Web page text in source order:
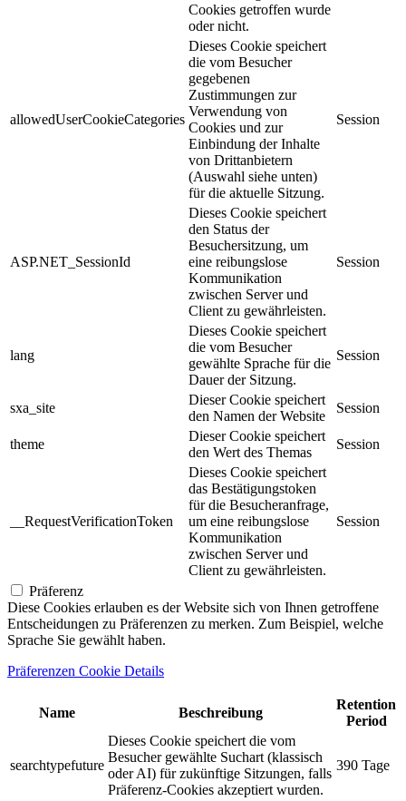
Cookies getroffen wurde
oder nicht.
allowedUserCookieCategories
Dieses Cookie speichert
die vom Besucher
gegebenen
Zustimmungen zur
Verwendung von
Cookies und zur
Einbindung der Inhalte
von Drittanbietern
(Auswahl siehe unten)
für die aktuelle Sitzung.
Session
ASP.NET_SessionId
Dieses Cookie speichert
den Status der
Besuchersitzung, um
eine reibungslose
Kommunikation
zwischen Server und
Client zu gewährleisten.
Session
lang
Dieses Cookie speichert
die vom Besucher
gewählte Sprache für die
Dauer der Sitzung.
Session
sxa_site
Dieser Cookie speichert
den Namen der Website
Session
theme
Dieser Cookie speichert
den Wert des Themas
Session
__RequestVerificationToken
Dieses Cookie speichert
das Bestätigungstoken
für die Besucheranfrage,
um eine reibungslose
Kommunikation
zwischen Server und
Client zu gewährleisten.
Session
Präferenz
Diese Cookies erlauben es der Website sich von Ihnen getroffene
Entscheidungen zu Präferenzen zu merken. Zum Beispiel, welche
Sprache Sie gewählt haben.
Präferenzen Cookie Details
Name Beschreibung
Retention
Period
searchtypefuture
Dieses Cookie speichert die vom
Besucher gewählte Suchart (klassisch
oder AI) für zukünftige Sitzungen, falls
Präferenz-Cookies akzeptiert wurden.
390 Tage